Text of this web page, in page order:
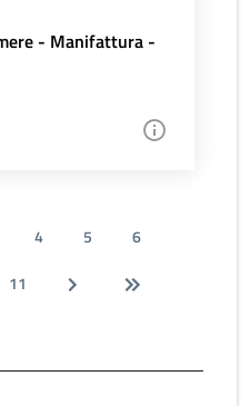
- Manifattura -
4 5
6
11